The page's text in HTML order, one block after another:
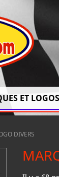
ET LOGOS
DIVERS